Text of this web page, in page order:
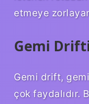
etmeye
Gemi
Gemi drift,
çok faydalıdır.